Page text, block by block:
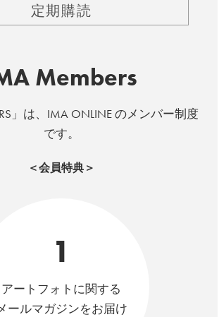
定期購読
Members
」は、IMA ONLINE のメンバー制度
です。
＜会員特典＞
1
アートフォトに関する
ールマガジンをお届け